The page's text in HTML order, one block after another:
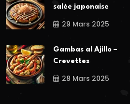
salée japonaise
29 Mars 2025
Gambas al Ajillo –
Crevettes
28 Mars 2025